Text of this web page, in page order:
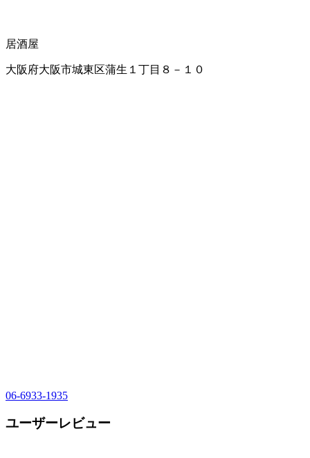
居酒屋
大阪府大阪市城東区蒲生１丁目８－１０
06-6933-1935
ユーザーレビュー